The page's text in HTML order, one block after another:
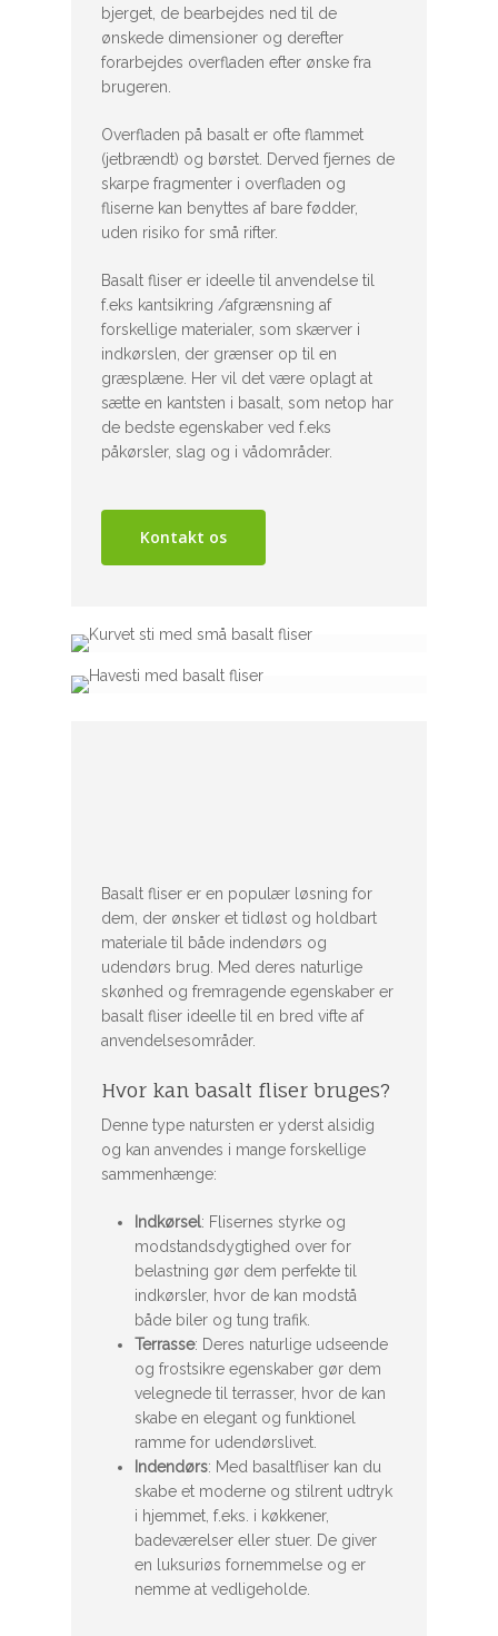
bjerget, de bearbejdes ned til de
ønskede dimensioner og derefter
forarbejdes overfladen efter ønske fra
brugeren.
Overfladen på basalt er ofte flammet
(jetbrændt) og børstet. Derved fjernes de
skarpe fragmenter i overfladen og
fliserne kan benyttes af bare fødder,
uden risiko for små rifter.
Basalt fliser er ideelle til anvendelse til
f.eks kantsikring /afgrænsning af
forskellige materialer, som skærver i
indkørslen, der grænser op til en
græsplæne. Her vil det være oplagt at
sætte en kantsten i basalt, som netop har
de bedste egenskaber ved f.eks
påkørsler, slag og i vådområder.
Kontakt os
Basalt fliser er en populær løsning for
dem, der ønsker et tidløst og holdbart
materiale til både indendørs og
udendørs brug. Med deres naturlige
skønhed og fremragende egenskaber er
basalt fliser ideelle til en bred vifte af
anvendelsesområder.
Hvor kan basalt fliser bruges?
Denne type natursten er yderst alsidig
og kan anvendes i mange forskellige
sammenhænge:
Indkørsel: Flisernes styrke og
modstandsdygtighed over for
belastning gør dem perfekte til
indkørsler, hvor de kan modstå
både biler og tung trafik.
Terrasse: Deres naturlige udseende
og frostsikre egenskaber gør dem
velegnede til terrasser, hvor de kan
skabe en elegant og funktionel
ramme for udendørslivet.
Indendørs: Med basaltfliser kan du
skabe et moderne og stilrent udtryk
i hjemmet, f.eks. i køkkener,
badeværelser eller stuer. De giver
en luksuriøs fornemmelse og er
nemme at vedligeholde.